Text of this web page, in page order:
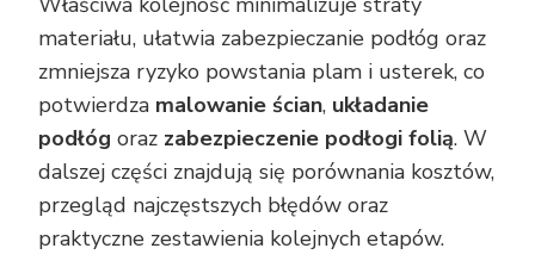
materiału, ułatwia zabezpieczanie podłóg oraz
zmniejsza ryzyko powstania plam i usterek, co
potwierdza malowanie ścian, układanie
podłóg oraz zabezpieczenie podłogi folią. W
dalszej części znajdują się porównania kosztów,
przegląd najczęstszych błędów oraz
praktyczne zestawienia kolejnych etapów.